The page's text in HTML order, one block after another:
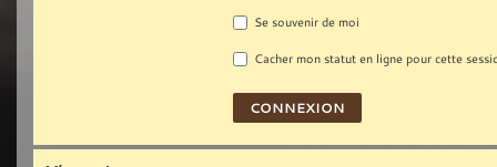
Se souvenir de moi
Cacher mon statut en ligne pour cette